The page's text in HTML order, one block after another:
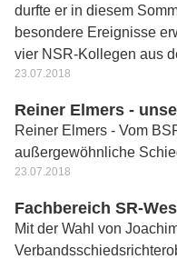
durfte er in diesem
besondere Ereignisse
vier NSR-Kollegen aus
23.07.2018
Reiner Elmers -
Reiner Elmers - Vom
außergewöhnliche
23.07.2018
Fachbereich SR-
Mit der Wahl von